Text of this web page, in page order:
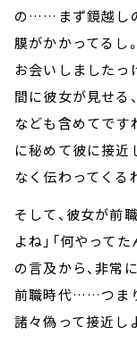
の……まず鏡越しの
膜がかかってるし
お会いしましたっ
間に彼女が見せる
なども含めてです
に秘めて彼に接近
なく伝わってくる
そして、彼女が前
よね」「何やって
の言及から、非常
前職時代……つまり
諸々偽って接近し